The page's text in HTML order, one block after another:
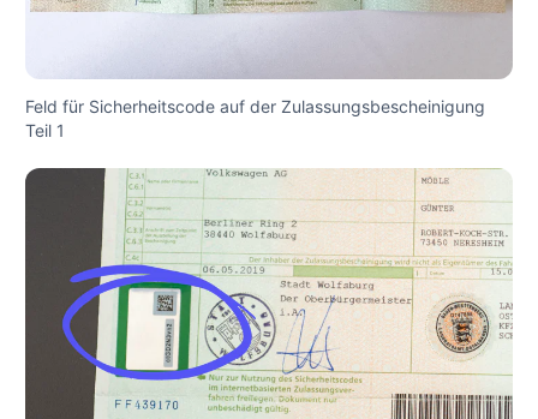
Feld für Sicherheitscode auf der Zulassungsbescheinigung
Teil 1